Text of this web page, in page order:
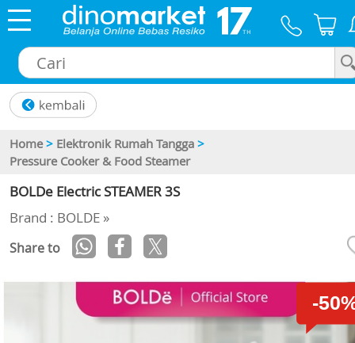
Home > Elektronik Rumah Tangga >
Pressure Cooker & Food Steamer
BOLDe Electric STEAMER 3S
Brand : BOLDE »
Share to
-